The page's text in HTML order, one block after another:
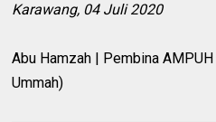
Karawang, 04 Juli 2020
Abu Hamzah | Pembina
Ummah)